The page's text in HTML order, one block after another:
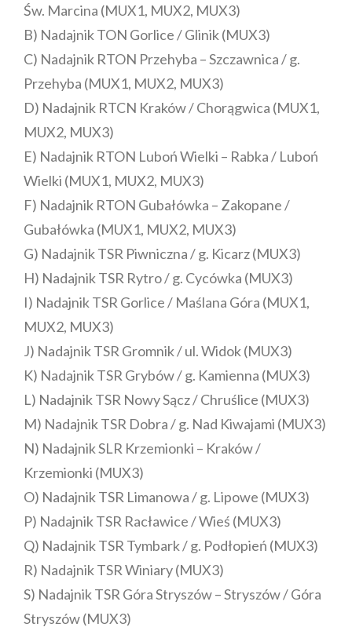
Św. Marcina (MUX1, MUX2, MUX3)
B) Nadajnik TON Gorlice / Glinik (MUX3)
C) Nadajnik RTON Przehyba – Szczawnica / g.
Przehyba (MUX1, MUX2, MUX3)
D) Nadajnik RTCN Kraków / Chorągwica (MUX1,
MUX2, MUX3)
E) Nadajnik RTON Luboń Wielki – Rabka / Luboń
Wielki (MUX1, MUX2, MUX3)
F) Nadajnik RTON Gubałówka – Zakopane /
Gubałówka (MUX1, MUX2, MUX3)
G) Nadajnik TSR Piwniczna / g. Kicarz (MUX3)
H) Nadajnik TSR Rytro / g. Cycówka (MUX3)
I) Nadajnik TSR Gorlice / Maślana Góra (MUX1,
MUX2, MUX3)
J) Nadajnik TSR Gromnik / ul. Widok (MUX3)
K) Nadajnik TSR Grybów / g. Kamienna (MUX3)
L) Nadajnik TSR Nowy Sącz / Chruślice (MUX3)
M) Nadajnik TSR Dobra / g. Nad Kiwajami (MUX3)
N) Nadajnik SLR Krzemionki – Kraków /
Krzemionki (MUX3)
O) Nadajnik TSR Limanowa / g. Lipowe (MUX3)
P) Nadajnik TSR Racławice / Wieś (MUX3)
Q) Nadajnik TSR Tymbark / g. Podłopień (MUX3)
R) Nadajnik TSR Winiary (MUX3)
S) Nadajnik TSR Góra Stryszów – Stryszów / Góra
Stryszów (MUX3)